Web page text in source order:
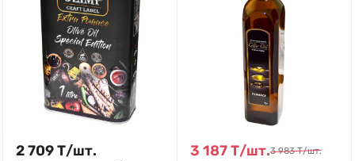
2 709Т/шт. 3 187Т/шт.3 983 Т/шт.